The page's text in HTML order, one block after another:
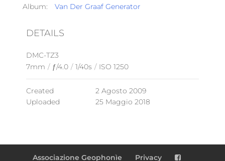
Album:
Van Der Graaf Generator
DETAILS
DMC-TZ3
7mm / ƒ/4.0 / 1/40s / ISO 1250
Created
2 Agosto 2009
Uploaded
25 Maggio 2018
Associazione Geophonìe Privacy